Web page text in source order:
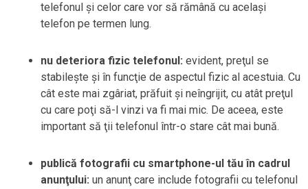
telefonul şi celor care vor să rămână cu acelaşi
telefon pe termen lung.
nu deteriora fizic telefonul: evident, preţul se
stabileşte şi în funcţie de aspectul fizic al acestuia. Cu
cât este mai zgâriat, prăfuit şi neîngrijit, cu atât preţul
cu care poţi să-l vinzi va fi mai mic. De aceea, este
important să ţii telefonul într-o stare cât mai bună.
publică fotografii cu smartphone-ul tău în cadrul
anunţului: un anunţ care include fotografii cu telefonul